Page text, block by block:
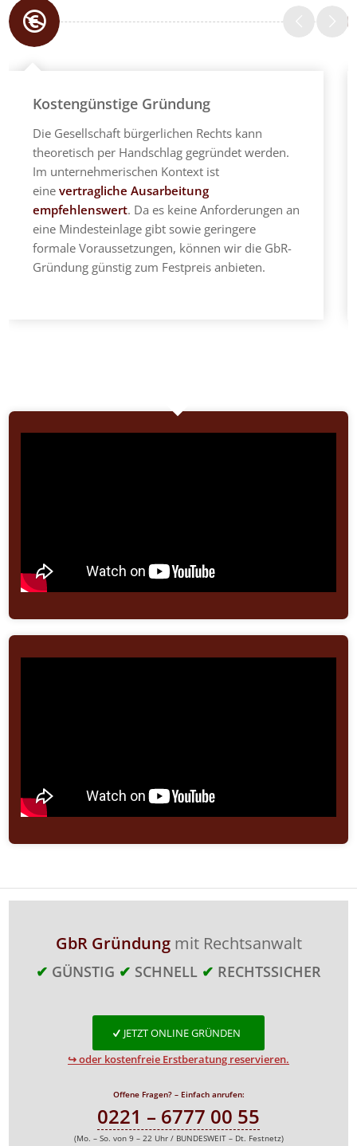
Kostengünstige Gründung
Die Gesellschaft bürgerlichen Rechts kann
theoretisch per Handschlag gegründet werden.
Im unternehmerischen Kontext ist
einevertragliche Ausarbeitung
empfehlenswert. Da es keine Anforderungen an
eine Mindesteinlage gibt sowie geringere
formale Voraussetzungen, können wir die GbR-
Gründung günstig zum Festpreis anbieten.
GbR Gründungmit Rechtsanwalt
✔ GÜNSTIG ✔ SCHNELL ✔ RECHTSSICHER
JETZT ONLINE GRÜNDEN
↪ oder kostenfreie Erstberatung reservieren.
Offene Fragen? – Einfach anrufen:
0221 – 6777 00 55
(Mo. – So. von 9 – 22 Uhr / BUNDESWEIT – Dt. Festnetz)